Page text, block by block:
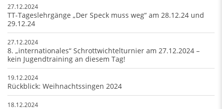
27.12.2024
TT-Tageslehrgänge „Der Speck muss weg“ am 28.12.24 und
29.12.24
27.12.2024
8. „internationales“ Schrottwichtelturnier am 27.12.2024 –
kein Jugendtraining an diesem Tag!
19.12.2024
Rückblick: Weihnachtssingen 2024
18.12.2024